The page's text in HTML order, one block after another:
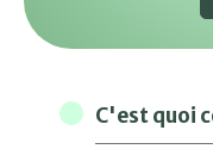
C'est quoi